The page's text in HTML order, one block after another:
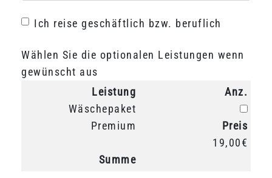
Ich reise geschäftlich bzw. beruflich
Ich reise geschäftlich bzw. beruflich
Wählen Sie die optionalen Leistungen wenn
gewünscht aus
Leistung
Wäschepaket
Premium
Anz.
Preis
19,00€
Summe